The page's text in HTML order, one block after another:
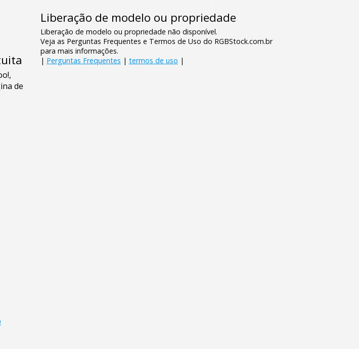
Liberação de modelo ou propriedade
Liberação de modelo ou propriedade não disponível.
Veja as Perguntas Frequentes e Termos de Uso do RGBStock.com.br
para mais informações.
| Perguntas Frequentes | termos de uso |